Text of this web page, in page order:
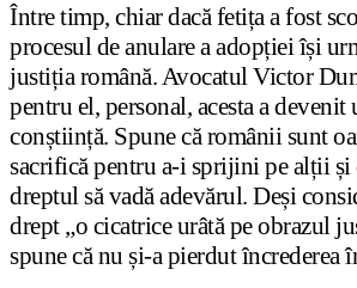
Între timp, chiar dacă fetița a fost
procesul de anulare a adopției își
justiția română. Avocatul Victor
pentru el, personal, acesta a devenit
conștiință. Spune că românii sunt
sacrifică pentru a-i sprijini pe alții și
dreptul să vadă adevărul. Deși
drept „o cicatrice urâtă pe obrazul
spune că nu și-a pierdut încrederea